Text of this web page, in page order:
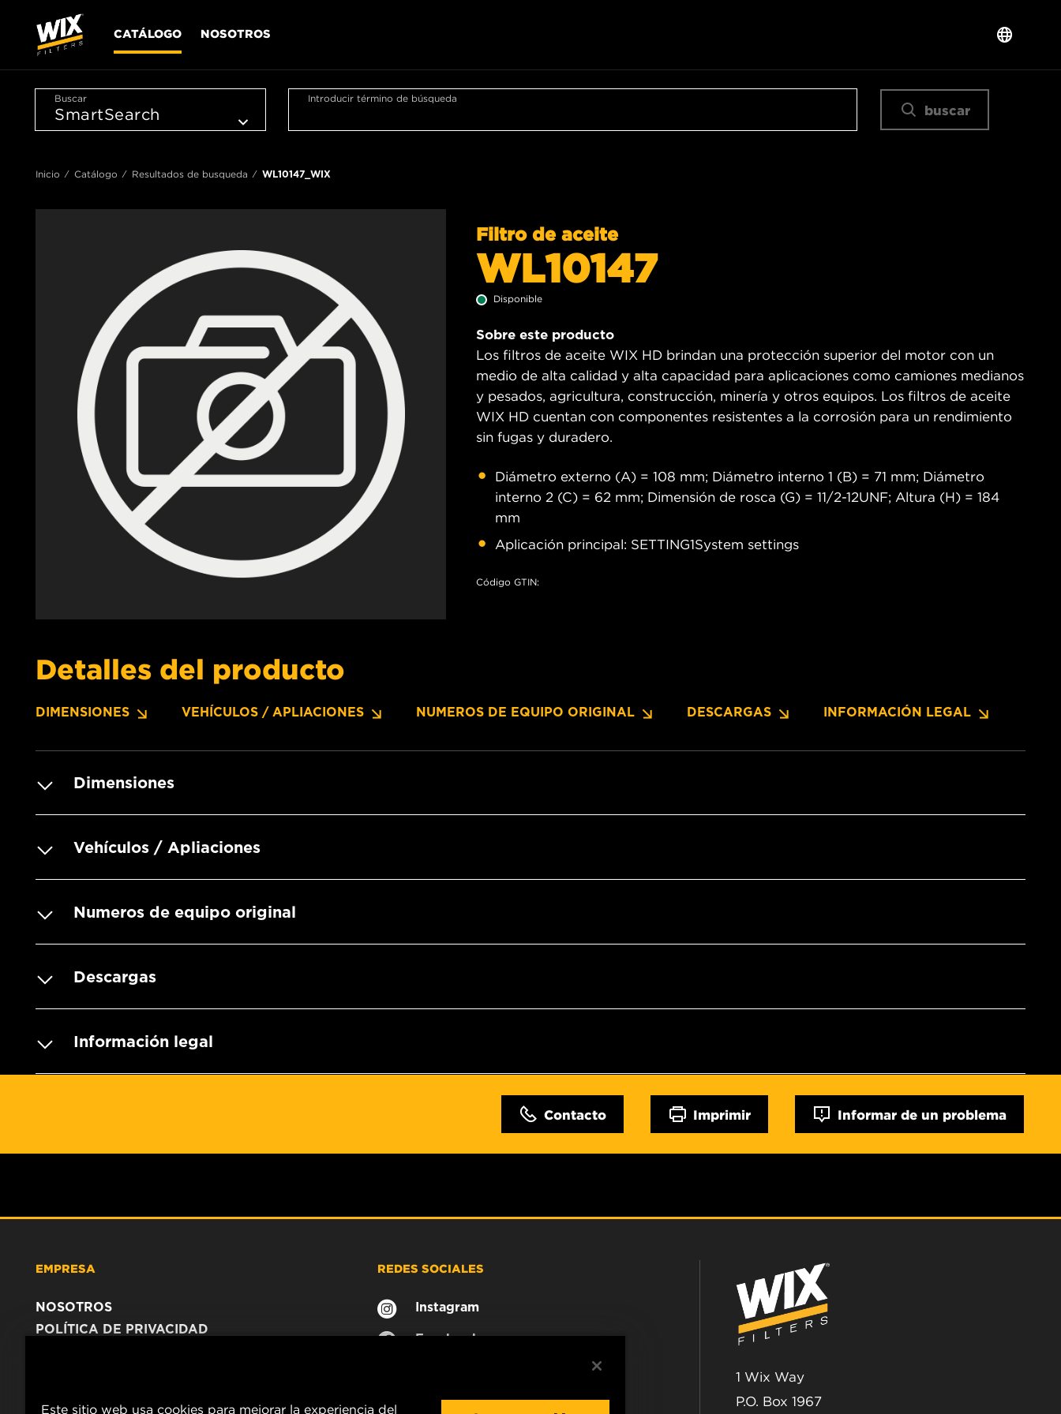
CATÁLOGO NOSOTROS
Buscar Introducir término de búsqueda
buscar
Inicio Catálogo Resultados de busqueda WL10147_WIX
Filtro de aceite
WL10147
Disponible
Sobre este producto
Los filtros de aceite WIX HD brindan una protección superior del motor con un
medio de alta calidad y alta capacidad para aplicaciones como camiones medianos
y pesados, agricultura, construcción, minería y otros equipos. Los filtros de aceite
WIX HD cuentan con componentes resistentes a la corrosión para un rendimiento
sin fugas y duradero.
Diámetro externo (A) = 108 mm; Diámetro interno 1 (B) = 71 mm; Diámetro
interno 2 (C) = 62 mm; Dimensión de rosca (G) = 11/2-12UNF; Altura (H) = 184
mm
Aplicación principal: SETTING1System settings
Código GTIN:
Detalles del producto
DIMENSIONES VEHÍCULOS / APLIACIONES NUMEROS DE EQUIPO ORIGINAL DESCARGAS INFORMACIÓN LEGAL
Dimensiones
Vehículos / Apliaciones
Numeros de equipo original
Descargas
Información legal
Contacto Imprimir Informar de un problema
EMPRESA
NOSOTROS
POLÍTICA DE PRIVACIDAD
REDES SOCIALES
Instagram
Facebook
1 Wix Way
P.O. Box 1967
Este sitio web usa cookies para mejorar la experiencia del